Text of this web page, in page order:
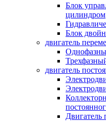
Блок
цилиндром
Блок
двигатель
двигатель
Двигатель